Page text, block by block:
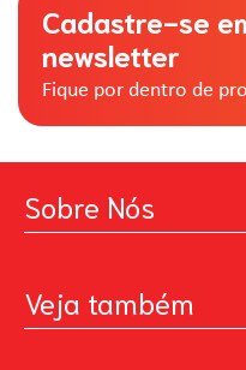
Cadastre-se
newsletter
Fique por dentro de
Sobre Nós
Contato
Veja também